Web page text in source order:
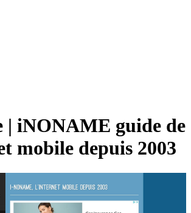
| iNONAME guide de
mobile depuis 2003